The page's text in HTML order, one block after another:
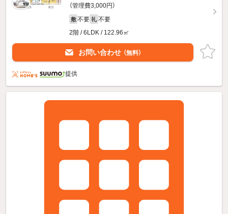
（管理費3,000円）
敷 不要 礼 不要
2階 / 6LDK / 122.96㎡
お問い合わせ （無料）
提供